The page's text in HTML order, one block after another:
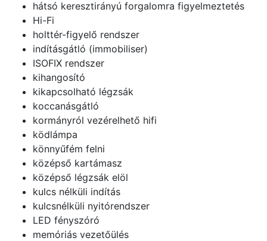
hátsó keresztirányú forgalomra figyelmeztetés
Hi-Fi
holttér-figyelő rendszer
indításgátló (immobiliser)
ISOFIX rendszer
kihangosító
kikapcsolható légzsák
koccanásgátló
kormányról vezérelhető hifi
ködlámpa
könnyűfém felni
középső kartámasz
középső légzsák elöl
kulcs nélküli indítás
kulcsnélküli nyitórendszer
LED fényszóró
memóriás vezetőülés